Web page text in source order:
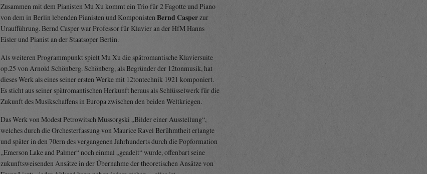
Zusammen mit dem Pianisten Mu Xu kommt ein Trio für 2 Fagotte und Piano
von dem in Berlin lebenden Pianisten und KomponistenBernd Casperzur
Uraufführung. Bernd Casper war Professor für Klavier an der HfM Hanns
Eisler und Pianist an der Staatsoper Berlin.
Als weiteren Programmpunkt spielt Mu Xu die spätromantische Klaviersuite
op.25 von Arnold Schönberg. Schönberg, als Begründer der 12tonmusik, hat
dieses Werk als eines seiner ersten Werke mit 12tontechnik 1921 komponiert.
Es sticht aus seiner spätromantischen Herkunft heraus als Schlüsselwerk für die
Zukunft des Musikschaffens in Europa zwischen den beiden Weltkriegen.
Das Werk von Modest Petrowitsch Mussorgski „Bilder einer Ausstellung“,
welches durch die Orchesterfassung von Maurice Ravel Berühmtheit erlangte
und später in den 70ern des vergangenen Jahrhunderts durch die Popformation
„Emerson Lake and Palmer“ noch einmal „geadelt“ wurde, offenbart seine
zukunftsweisenden Ansätze in der Übernahme der theoretischen Ansätze von